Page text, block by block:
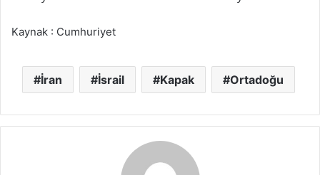
Kaynak : Cumhuriyet
İran İsrail Kapak Ortadoğu